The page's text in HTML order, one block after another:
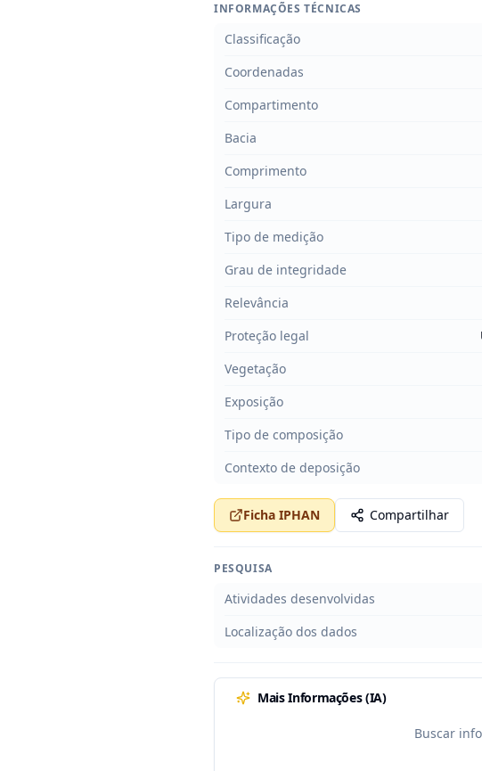
INFORMAÇÕES TÉCNICAS
Classificação
Coordenadas
Compartimento
Bacia
Comprimento
Largura
Tipo de medição
Grau de integridade
Relevância
Proteção legal
Vegetação
Exposição
Tipo de composição
Contexto de deposição
Ficha IPHAN Compartilhar
PESQUISA
Atividades desenvolvidas
Localização dos dados
Mais Informações (IA)
Buscar